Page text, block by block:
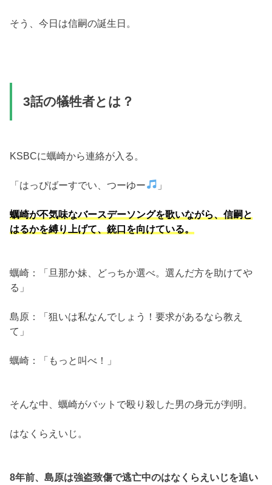
そう、今日は信嗣の誕生日。
3話の犠牲者とは？
KSBCに蠣崎から連絡が入る。
「はっぴばーすでい、つーゆー 」
蠣崎が不気味なバースデーソングを歌いながら、信嗣と
はるかを縛り上げて、銃口を向けている。
蠣崎：「旦那か妹、どっちか選べ。選んだ方を助けてや
る」
島原：「狙いは私なんでしょう！要求があるなら教え
て」
蠣崎：「もっと叫べ！」
そんな中、蠣崎がバットで殴り殺した男の身元が判明。
はなくらえいじ。
8年前、島原は強盗致傷で逃亡中のはなくらえいじを追い